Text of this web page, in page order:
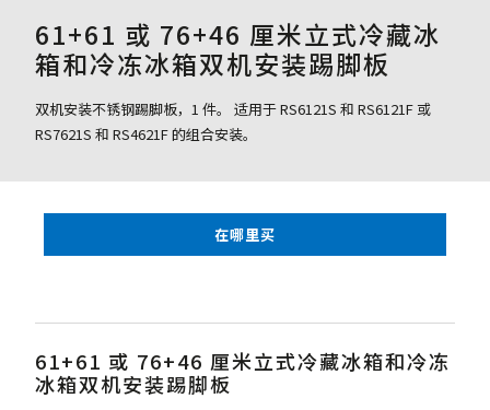
61+61 或 76+46 厘米立式冷藏冰
箱和冷冻冰箱双机安装踢脚板
双机安装不锈钢踢脚板，1 件。 适用于 RS6121S 和 RS6121F 或
RS7621S 和 RS4621F 的组合安装。
在哪里买
61+61 或 76+46 厘米立式冷藏冰箱和冷冻
冰箱双机安装踢脚板